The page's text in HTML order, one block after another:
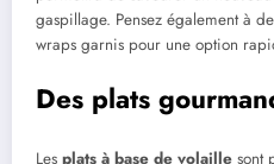
gaspillage. Pensez également à
wraps garnis pour une option
Des plats
Les plats à base de volaille sont